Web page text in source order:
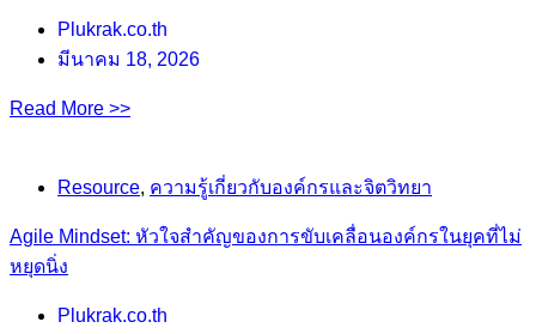
Plukrak.co.th
มีนาคม 18, 2026
Read More >>
Resource, ความรู้เกี่ยวกับองค์กรและจิตวิทยา
Agile Mindset: หัวใจสำคัญของการขับเคลื่อนองค์กรในยุคที่ไม่
หยุดนิ่ง
Plukrak.co.th